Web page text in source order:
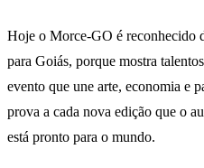
Hoje o Morce-GO é reconhecido
para Goiás, porque mostra
evento que une arte, economia e
prova a cada nova edição que o
está pronto para o mundo.